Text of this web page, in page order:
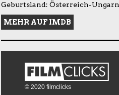
Geburtsland: Österreich-
MEHR AUF IMDB
© 2020 filmclicks